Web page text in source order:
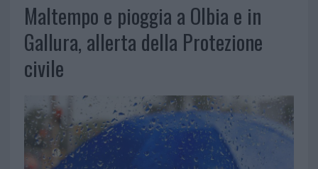
Maltempo e pioggia a Olbia e in
Gallura, allerta della Protezione
civile